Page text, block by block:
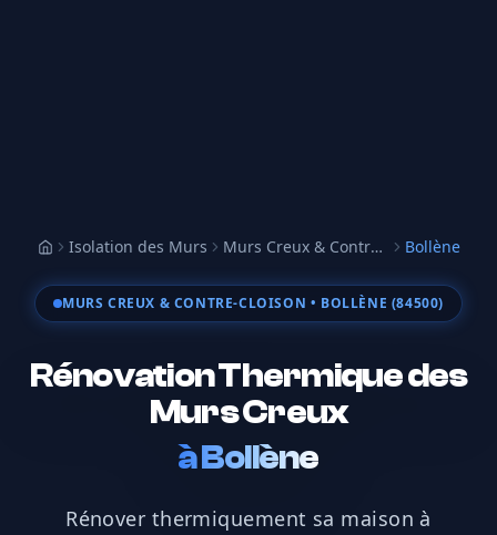
AccueilIsolation des Murs Murs Creux & Contre-cloison Bollène
MURS CREUX & CONTRE-CLOISON • BOLLÈNE (84500)
Rénovation Thermique des
Murs Creux
àBollène
Rénover thermiquement sa maison à